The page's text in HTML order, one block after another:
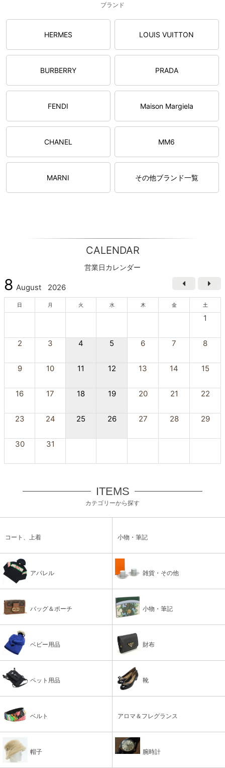
ブランド
HERMES LOUIS VUITTON
BURBERRY PRADA
FENDI Maison Margiela
CHANEL MM6
MARNI その他ブランド一覧
CALENDAR
営業日カレンダー
8 August 2026
日 月 火 水 木 金 土
1
2 3 4 5 6 7 8
9 10 11 12 13 14 15
16 17 18 19 20 21 22
23 24 25 26 27 28 29
30 31
ITEMS
カテゴリーから探す
コート、上着 小物・筆記
アパレル 雑貨・その他
バッグ＆ポーチ 小物・筆記
ベビー用品 財布
ペット用品 靴
ベルト アロマ＆フレグランス
帽子 腕時計